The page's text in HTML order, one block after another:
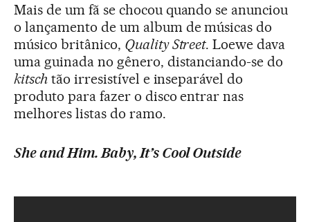
Mais de um fã se chocou quando se anunciou
o lançamento de um album de músicas do
músico britânico, Quality Street. Loewe dava
uma guinada no gênero, distanciando-se do
kitschtão irresistível e inseparável do
produto para fazer o disco entrar nas
melhores listas do ramo.
She and Him. Baby, It’s Cool Outside